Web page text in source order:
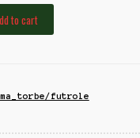
to cart
futrole